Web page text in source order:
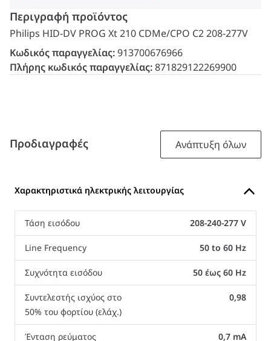
Περιγραφή προϊόντος
Philips HID-DV PROG Xt 210 CDMe/CPO C2 208-277V
Κωδικός παραγγελίας:913700676966
Πλήρης κωδικός παραγγελίας:871829122269900
Προδιαγραφές Ανάπτυξη όλων
Χαρακτηριστικά ηλεκτρικής λειτουργίας
Τάση εισόδου 208-240-277 V
Line Frequency 50 to 60 Hz
Συχνότητα εισόδου 50 έως 60 Hz
Συντελεστής ισχύος στο
50% του φορτίου (ελάχ.)
0,98
Ένταση ρεύματος
0,7 mA